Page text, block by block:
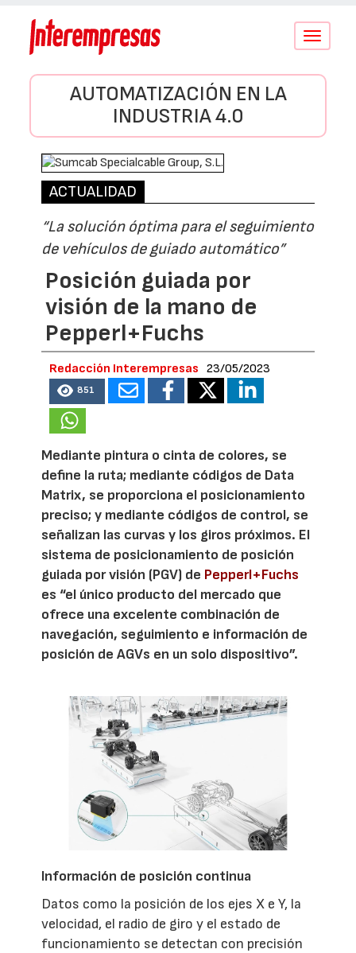
Conmutar
AUTOMATIZACIÓN EN LA
INDUSTRIA 4.0
ACTUALIDAD
“La solución óptima para el seguimiento
de vehículos de guiado automático”
Posición guiada por
visión de la mano de
Pepperl+Fuchs
Redacción Interempresas 23/05/2023
851
Mediante pintura o cinta de colores, se
define la ruta; mediante códigos de Data
Matrix, se proporciona el posicionamiento
preciso; y mediante códigos de control, se
señalizan las curvas y los giros próximos. El
sistema de posicionamiento de posición
guiada por visión (PGV) de Pepperl+Fuchs
es “el único producto del mercado que
ofrece una excelente combinación de
navegación, seguimiento e información de
posición de AGVs en un solo dispositivo”.
Información de posición continua
Datos como la posición de los ejes X e Y, la
velocidad, el radio de giro y el estado de
funcionamiento se detectan con precisión